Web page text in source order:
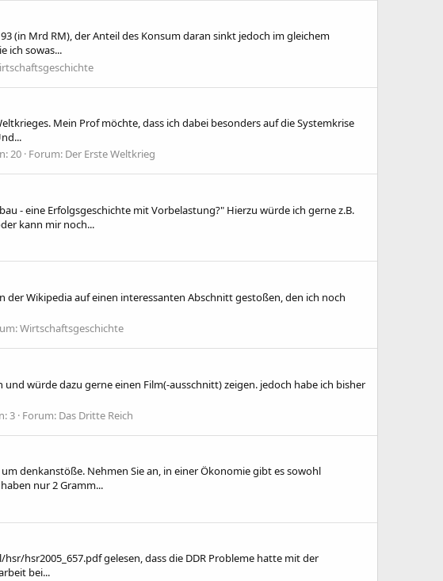
(in Mrd RM), der Anteil des Konsum daran sinkt jedoch im gleichem
ich sowas...
Mein Prof möchte, dass ich dabei besonders auf die Systemkrise
20 Forum: Der Erste Weltkrieg
- eine Erfolgsgeschichte mit Vorbelastung?" Hierzu würde ich gerne z.B.
kann mir noch...
Wikipedia auf einen interessanten Abschnitt gestoßen, den ich noch
Wirtschaftsgeschichte
würde dazu gerne einen Film(-ausschnitt) zeigen. jedoch habe ich bisher
3 Forum: Das Dritte Reich
denkanstöße. Nehmen Sie an, in einer Ökonomie gibt es sowohl
nur 2 Gramm...
hsr2005_657.pdf gelesen, dass die DDR Probleme hatte mit der
bei...